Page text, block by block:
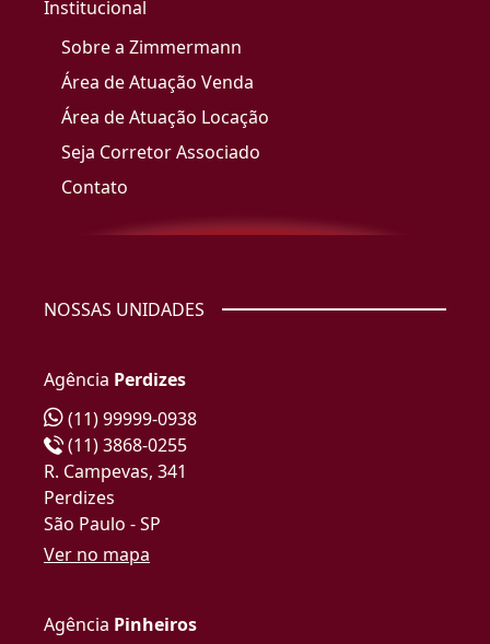
Institucional
Sobre a Zimmermann
Área de Atuação Venda
Área de Atuação Locação
Seja Corretor Associado
Contato
NOSSAS UNIDADES
Agência Perdizes
(11) 99999-0938
(11) 3868-0255
R. Campevas, 341
Perdizes
São Paulo - SP
Ver no mapa
Agência Pinheiros